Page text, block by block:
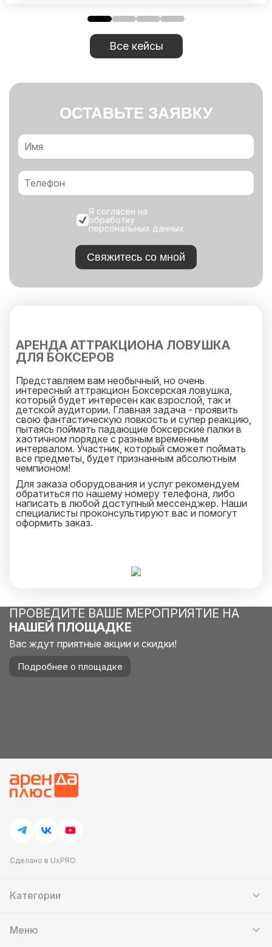
Все кейсы
ОСТАВЬТЕ ЗАЯВКУ
Я согласен на
обработку
персональных данных
Свяжитесь со мной
АРЕНДА АТТРАКЦИОНА ЛОВУШКА
ДЛЯ БОКСЕРОВ
Представляем вам необычный, но очень
интересный аттракцион Боксерская ловушка,
который будет интересен как взрослой, так и
детской аудитории. Главная задача - проявить
свою фантастическую ловкость и супер реакцию,
пытаясь поймать падающие боксерские палки в
хаотичном порядке с разным временным
интервалом. Участник, который сможет поймать
все предметы, будет признанным абсолютным
чемпионом!
Для заказа оборудования и услуг рекомендуем
обратиться по нашему номеру телефона, либо
написать в любой доступный мессенджер. Наши
специалисты проконсультируют вас и помогут
оформить заказ.
ПРОВЕДИТЕ ВАШЕ МЕРОПРИЯТИЕ НА
НАШЕЙ ПЛОЩАДКЕ
Вас ждут приятные акции и скидки!
Подробнее о площадке
Сделано в UxPRO
Категории
Кейтеринг
Меню